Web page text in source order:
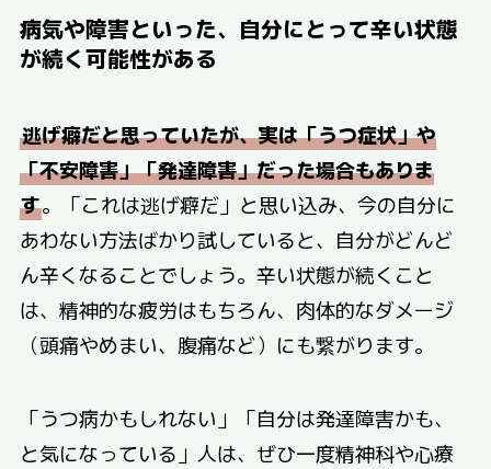
病気や障害といった、自分にとって辛い状態
が続く可能性がある
逃げ癖だと思っていたが、実は「うつ症状」や
「不安障害」「発達障害」だった場合もありま
す。「これは逃げ癖だ」と思い込み、今の自分に
あわない方法ばかり試していると、自分がどんど
ん辛くなることでしょう。辛い状態が続くこと
は、精神的な疲労はもちろん、肉体的なダメージ
（頭痛やめまい、腹痛など）にも繋がります。
「うつ病かもしれない」「自分は発達障害かも、
と気になっている」人は、ぜひ一度精神科や心療